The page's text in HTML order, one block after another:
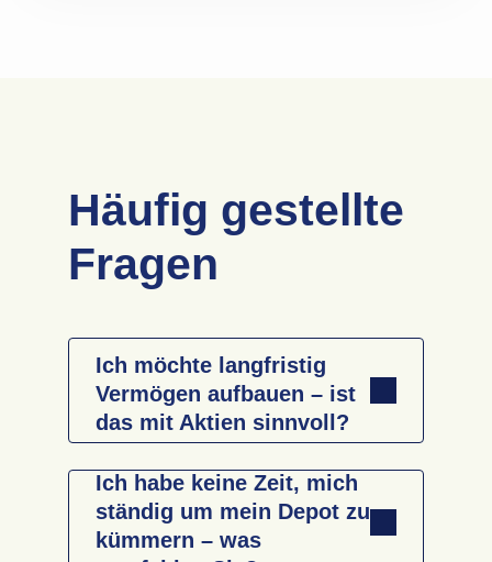
Häufig gestellte
Fragen
Ich möchte langfristig
Vermögen aufbauen – ist
das mit Aktien sinnvoll?
Aktien bieten langfristig hohe
Ich habe keine Zeit, mich
ständig um mein Depot zu
kümmern – was